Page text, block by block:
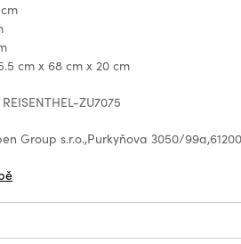
cm x 68 cm x 20 cm
ZU7075
Group s.r.o.,Purkyňova 3050/